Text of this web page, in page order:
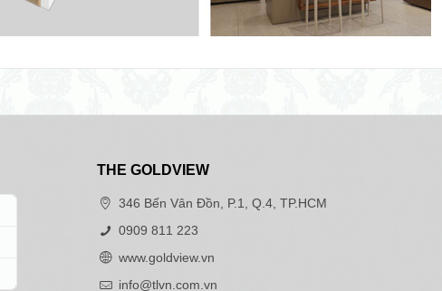
THE GOLDVIEW
346 Bến Vân Đồn, P.1, Q.4, TP.HCM
0909 811 223
www.goldview.vn
info@tlvn.com.vn